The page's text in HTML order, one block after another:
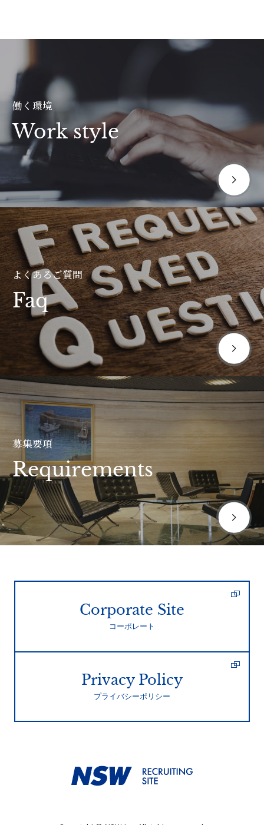
働く環境
Work style
よくあるご質問
Faq
募集要項
Requirements
Corporate Site
コーポレート
Privacy Policy
プライバシーポリシー